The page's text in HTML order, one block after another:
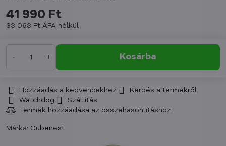
41 990 Ft
33 063 Ft ÁFA nélkül
Kosárba
Hozzáadás a kedvencekhez
Kérdés a termékről
Watchdog
Szállítás
Márka: Cubenest